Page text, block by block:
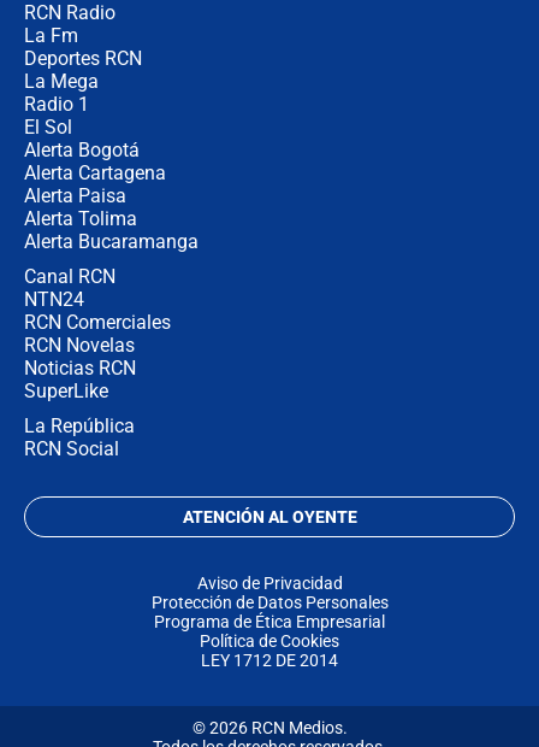
RCN Radio
La Fm
Deportes RCN
La Mega
Radio 1
El Sol
Alerta Bogotá
Alerta Cartagena
Alerta Paisa
Alerta Tolima
Alerta Bucaramanga
Canal RCN
NTN24
RCN Comerciales
RCN Novelas
Noticias RCN
SuperLike
La República
RCN Social
ATENCIÓN AL OYENTE
Aviso de Privacidad
Protección de Datos Personales
Programa de Ética Empresarial
Política de Cookies
LEY 1712 DE 2014
© 2026 RCN Medios.